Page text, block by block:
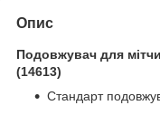
Опис
Подовжувач для
(14613)
Стандарт